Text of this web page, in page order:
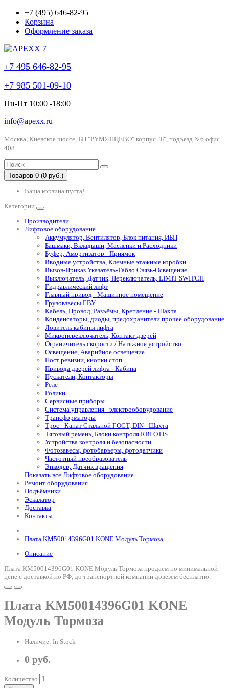
+7 (495) 646-82-95
Корзина
Оформление заказа
+7 495 646-82-95
+7 985 501-09-10
Пн-Пт 10:00 -18:00
info@apexx.ru
Москва, Киевское шоссе, БЦ "РУМЯНЦЕВО" корпус "Б", подъезд №6 офис
408
Товаров 0 (0 руб.)
Ваша корзина пуста!
Категории
Производители
Лифтовое оборудование
Аккумулятор, Вентилятор, Блок питания, ИБП
Башмаки, Вкладыши, Маслёнки и Расходники
Буфер, Амортизатор - Приямок
Вводные устройства, Клемные этажные коробки
Вызов-Приказ Указатель-Табло Связь-Освещение
Выключатель, Датчик, Переключатель, LIMIT SWITCH
Гидравлический лифт
Главный привод - Машинное помещение
Грузовзвесы ГВУ
Кабель, Провод, Разъёмы, Крепление - Шахта
Конденсаторы, диоды, предохранители прочее оборудование
Ловитель кабины лифта
Микропереключатель, Контакт дверей
Ограничитель скорости / Натяжное устройство
Освещение, Аварийное освещение
Пост ревизии, кнопки стоп
Привода дверей лифта - Кабина
Пускатели, Контакторы
Реле
Ролики
Сервисные приборы
Система управления - электрооборудование
Трансформаторы
Трос - Канат Стальной ГОСТ, DIN - Шахта
Тяговый ремень, Блоки контроля RBI OTIS
Устройства контроля и безопасности
Фотозавесы, фотобарьеры, фотодатчики
Частотный преобразователь
Энкодер, Датчик вращения
Показать все Лифтовое оборудование
Ремонт оборудования
Подъёмники
Эскалатор
Доставка
Контакты
Плата KM50014396G01 KONE Модуль Тормоза
Описание
Плата KM50014396G01 KONE Модуль Тормоза продаём по минимальной
цене с доставкой по РФ, до транспортной компании довезём бесплатно.
Плата KM50014396G01 KONE
Модуль Тормоза
Наличие: In Stock
0 руб.
Количество